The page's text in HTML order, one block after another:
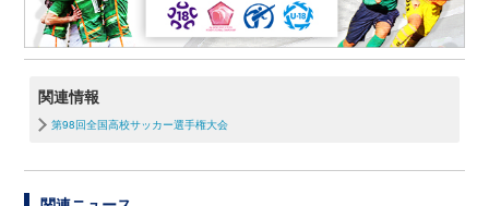
関連情報
第98回全国高校サッカー選手権大会